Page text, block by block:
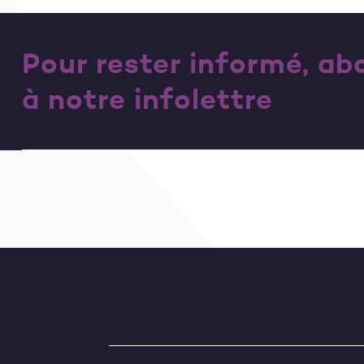
Pour rester informé,
à notre infolettre